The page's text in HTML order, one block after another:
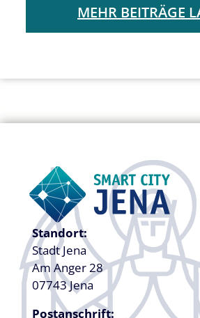
MEHR BEITRÄGE
Standort:
Stadt Jena
Am Anger 28
07743 Jena
Postanschrift: